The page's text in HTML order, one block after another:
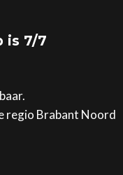
is 7/7
regio Brabant Noord